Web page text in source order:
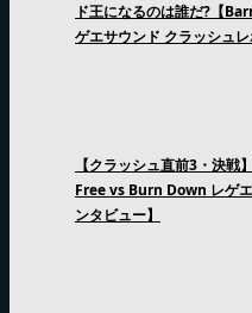
ド王になるのは誰だ?【
ゲエサウンド クラッシュレ
【クラッシュ直前3・決
Free vs Burn Down レゲ
ンタビュー】